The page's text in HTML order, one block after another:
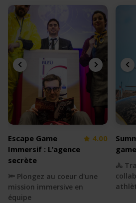
Escape Game
Immersif : L’agence
secrète
4.00
🔦 Plongez au coeur d'une
mission immersive en
équipe
🚴